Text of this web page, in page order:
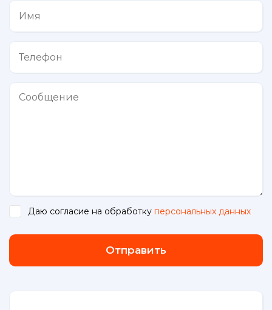
Даю согласие на обработку персональных данных
Отправить